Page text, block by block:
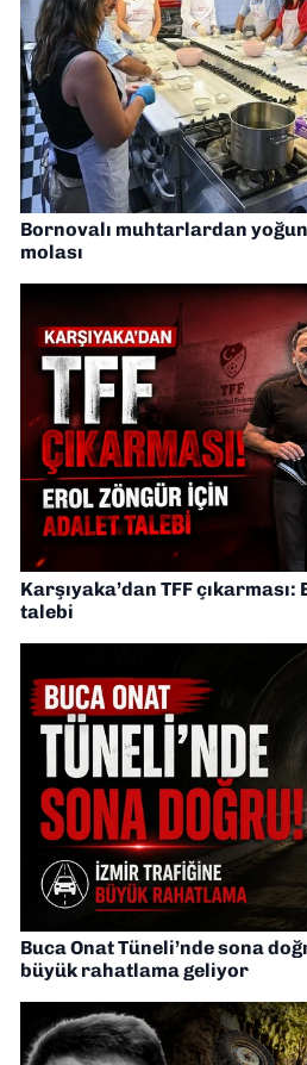
Bornovalı muhtarlardan
molası
Karşıyaka’dan TFF
talebi
Buca Onat Tüneli’nde sona
büyük rahatlama geliyor